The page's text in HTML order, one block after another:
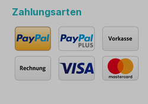
Zahlungsarten